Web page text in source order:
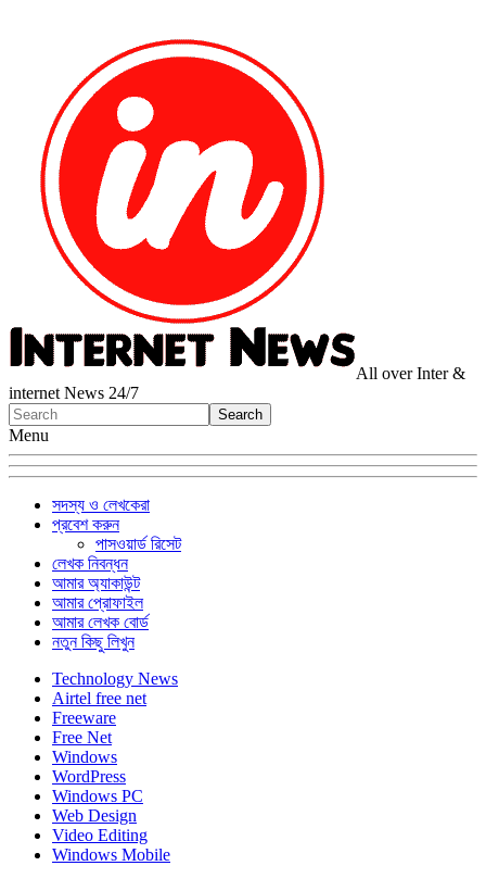
All over Inter &
internet News 24/7
Menu
সদস্য ও লেখকেরা
প্রবেশ করুন
পাসওয়ার্ড রিসেট
লেখক নিবন্ধন
আমার অ্যাকাউন্ট
আমার প্রোফাইল
আমার লেখক বোর্ড
নতুন কিছু লিখুন
Technology News
Airtel free net
Freeware
Free Net
Windows
WordPress
Windows PC
Web Design
Video Editing
Windows Mobile